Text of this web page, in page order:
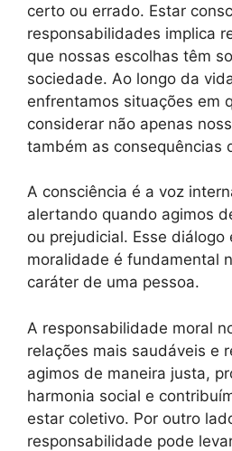
certo ou errado. Estar
responsabilidades implica
que nossas escolhas têm
sociedade. Ao longo da
enfrentamos situações em
considerar não apenas
também as consequências
A consciência é a voz
alertando quando agimos
ou prejudicial. Esse diálogo
moralidade é fundamental
caráter de uma pessoa.
A responsabilidade moral
relações mais saudáveis e
agimos de maneira justa,
harmonia social e
estar coletivo. Por outro
responsabilidade pode